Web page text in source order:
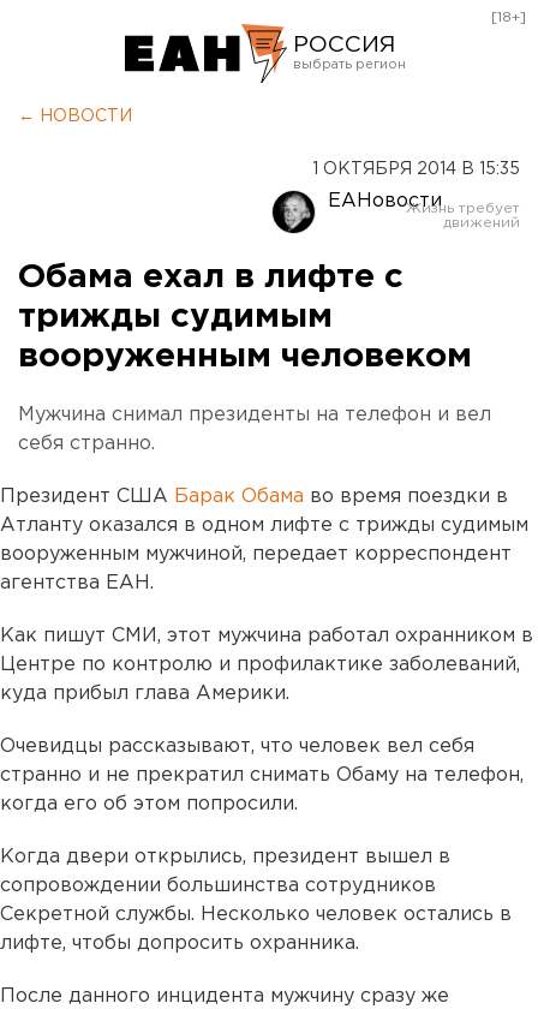
РОССИЯ
Оренбург
[18+]
← НОВОСТИ
1 ОКТЯБРЯ 2014 В 15:35
ЕАНовости
Обама ехал в лифте с
трижды судимым
вооруженным человеком
Мужчина снимал президенты на телефон и вел
себя странно.
Президент США Барак Обама во время поездки в
Атланту оказался в одном лифте с трижды судимым
вооруженным мужчиной, передает корреспондент
агентства ЕАН.
Как пишут СМИ, этот мужчина работал охранником в
Центре по контролю и профилактике заболеваний,
куда прибыл глава Америки.
Очевидцы рассказывают, что человек вел себя
странно и не прекратил снимать Обаму на телефон,
когда его об этом попросили.
Когда двери открылись, президент вышел в
сопровождении большинства сотрудников
Секретной службы. Несколько человек остались в
лифте, чтобы допросить охранника.
После данного инцидента мужчину сразу же